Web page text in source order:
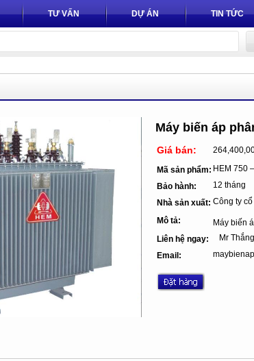
TƯ VẤN DỰ ÁN TIN TỨC
Máy biến áp
Giá bán:
Mã sản phẩm: HEM 750
Bảo hành:
12 tháng
Nhà sản xuất: Công ty
Mô tả:
Máy biến
Liên hệ ngay:
Mr
Email: